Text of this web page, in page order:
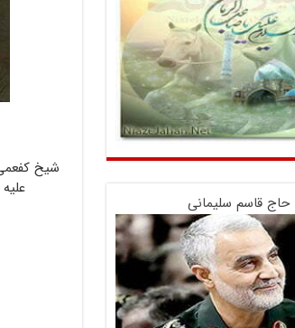
شیخ
حاج قاسم سلیمانی